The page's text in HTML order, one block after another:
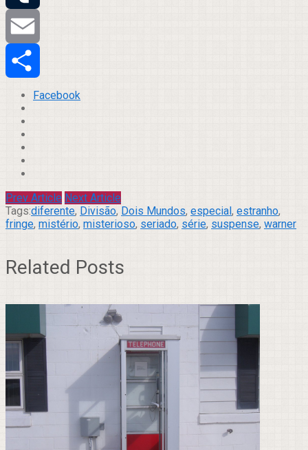
Tumblr
Email
Compartilhar
Facebook
Prev Article Next Article
Tags:diferente, Divisão, Dois Mundos, especial, estranho,
fringe, mistério, misterioso, seriado, série, suspense, warner
Related Posts